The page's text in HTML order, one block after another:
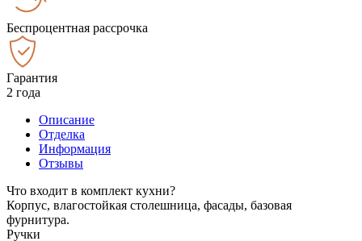
Беспроцентная рассрочка
Гарантия
2 года
Описание
Отделка
Информация
Отзывы
Что входит в комплект кухни?
Корпус, влагостойкая столешница, фасады, базовая
фурнитура.
Ручки